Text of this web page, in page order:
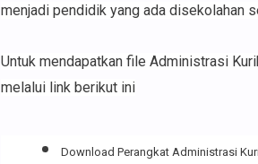
menjadi pendidik yang ada disekolahan
Untuk mendapatkan file Administrasi
melalui link berikut ini
Download Perangkat Administrasi